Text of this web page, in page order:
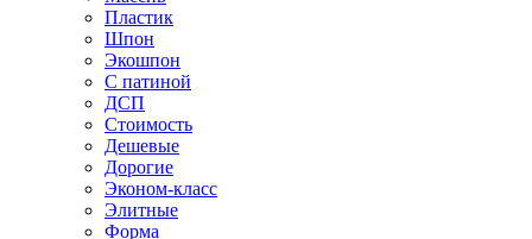
Пластик
Шпон
Экошпон
С патиной
ДСП
Стоимость
Дешевые
Дорогие
Эконом-класс
Элитные
Форма